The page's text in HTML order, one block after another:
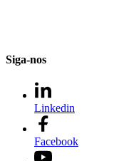
Siga-nos
Linkedin
Facebook